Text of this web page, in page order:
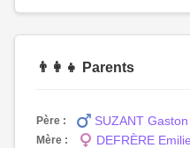
👨‍👩‍👧 Parents
Père : SUZANT
Mère :
DEFRÈRE